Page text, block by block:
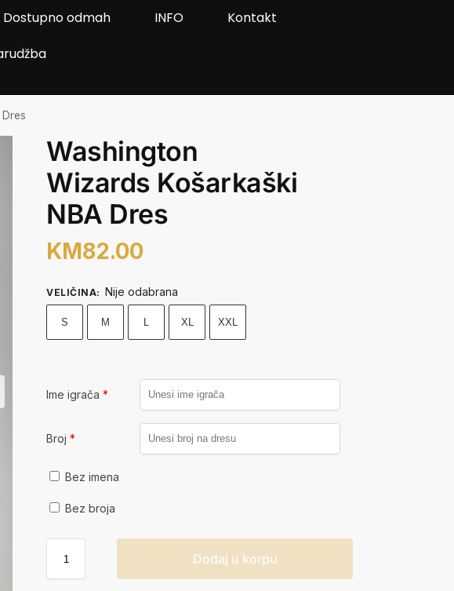
Dostupno odmah INFO
Kontakt
Washington
Wizards Košarkaški
NBA Dres
KM82.00
VELIČINA: Nije odabrana
S M L XL XXL
Ime igrača*
Broj*
Bez imena
Bez broja
Dodaj u korpu